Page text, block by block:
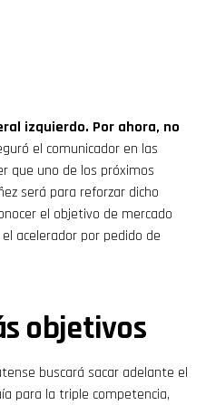
izquierdo. Por ahora, no
el comunicador en las
que uno de los próximos
será para reforzar dicho
el objetivo de mercado
acelerador por pedido de
objetivos
buscará sacar adelante el
para la triple competencia,